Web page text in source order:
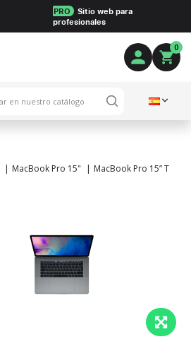
PRO
Sitio web para
profesionales
0
MacBook Pro 15" MacBook Pro 15”